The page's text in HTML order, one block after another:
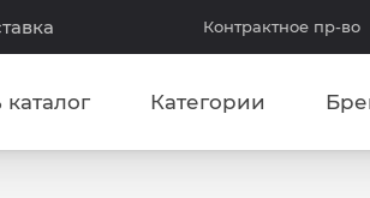
Контрактное пр-во
каталог Категории